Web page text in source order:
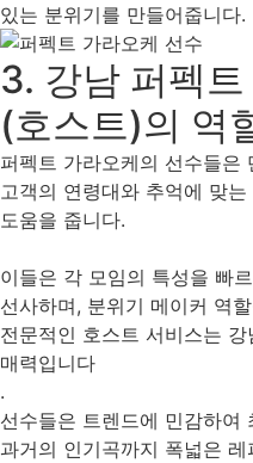
있는 분위기를 만들어줍니다.
3. 강남 퍼펙
(호스트)의 역
퍼펙트 가라오케의 선수들은
고객의 연령대와 추억에 맞
도움을 줍니다.
이들은 각 모임의 특성을 빠
선사하며, 분위기 메이커 역
전문적인 호스트 서비스는
매력입니다
.
선수들은 트렌드에 민감하여
과거의 인기곡까지 폭넓은